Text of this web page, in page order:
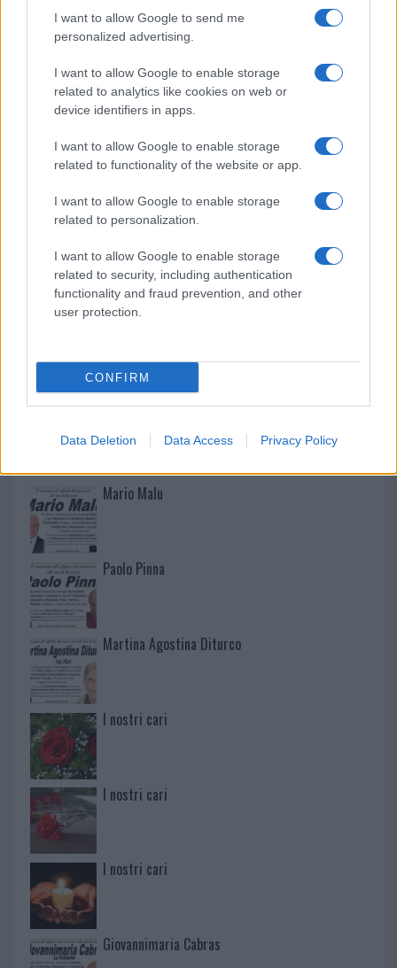
I want to allow Google to send me
personalized advertising.
I want to allow Google to enable storage
related to analytics like cookies on web or
device identifiers in apps.
I want to allow Google to enable storage
related to functionality of the website or app.
I want to allow Google to enable storage
related to personalization.
I want to allow Google to enable storage
related to security, including authentication
functionality and fraud prevention, and other
user protection.
CONFIRM
Data Deletion Data Access Privacy Policy
Pausa caffè impeccabile: come scegliere la
soluzione ideale per la casa e l’ufficio
Monte Pino, la fine di un lungo dolore: storia e
rinascita della strada che segnò la Gallura
Raid nelle campagne di Berchidda, rischio per
la rete elettrica
NECROLOGIE
Mario Malu
Paolo Pinna
Martina Agostina Diturco
I nostri cari
I nostri cari
I nostri cari
Giovannimaria Cabras